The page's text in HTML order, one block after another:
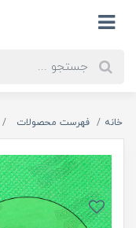
خانه فهرست محصولات